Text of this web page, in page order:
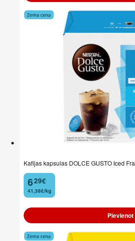
Kafijas kapsulas DOLCE GUSTO Iced
6
. 29€
41,38€/kg
Pievienot